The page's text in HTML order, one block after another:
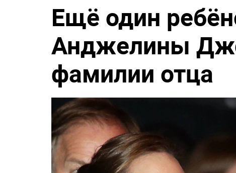
Ещё один
Анджелины
фамилии отца